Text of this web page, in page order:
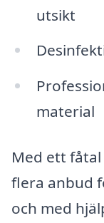
utsikt
material
Med ett
flera anbud
och med